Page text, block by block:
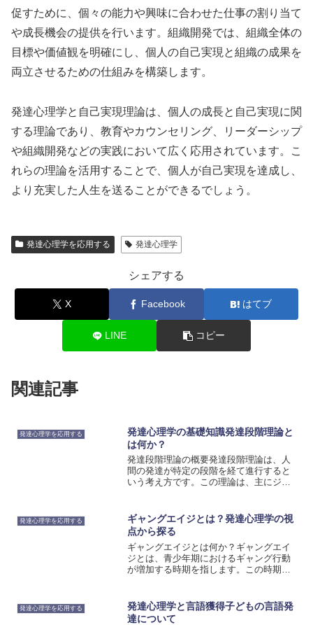
促すために、個々の能力や興味に合わせた仕事の割り当て
や成長機会の提供を行います。組織開発では、組織全体の
目標や価値観を明確にし、個人の自己実現と組織の成果を
両立させるための仕組みを構築します。
発達心理学と自己実現理論は、個人の成長と自己実現に関
する理論であり、教育やカウンセリング、リーダーシップ
や組織開発などの実践において広く応用されています。こ
れらの理論を活用することで、個人が自己実現を達成し、
より充実した人生を送ることができるでしょう。
発達心理学を応用する 発達心理学
シェアする
X Facebook はてブ
LINE コピー
関連記事
発達心理学を応用する
発達心理学の基礎知識発達段階理論と
は何か？
発達段階理論の概要発達段階理論は、人
間の発達が特定の段階を経て進行すると
いう考え方です。この理論は、主にジャ
どもたちの認知的、社会的、道徳的な発
達の過程を研究し、それを...
発達心理学を応用する
ギャングエイジとは？発達心理学の視
点から探る
ギャングエイジとは何か？ギャングエイ
ジとは、青少年期におけるギャング行動
が増加する時期を指します。この時期
としてのアイデンティティを形成し、集
団に所属することが増え...
発達心理学を応用する
発達心理学と言語獲得子どもの言語発
達について